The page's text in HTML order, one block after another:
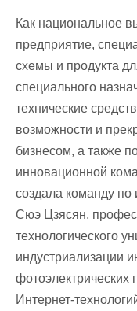
Как национальное
предприятие,
схемы и продукта
специального
технические
возможности и
бизнесом, а также
инновационной
создала команду по
Сюэ Цзясян,
технологического
индустриализации
фотоэлектрических
Интернет-